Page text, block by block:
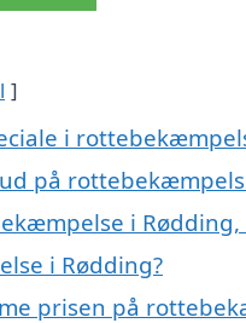
i
på
i
i Rødding?
prisen på